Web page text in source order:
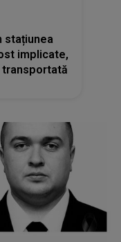
stațiunea
implicate,